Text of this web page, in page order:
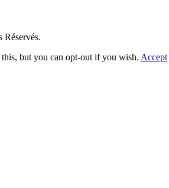
but you can opt-out if you wish. Accept